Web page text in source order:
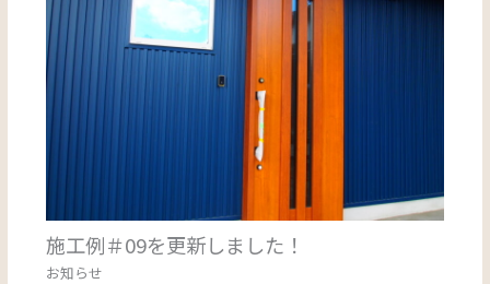
施工例＃09を更新しました！
お知らせ